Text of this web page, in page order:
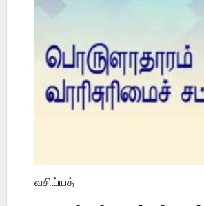
வசிய்யத்